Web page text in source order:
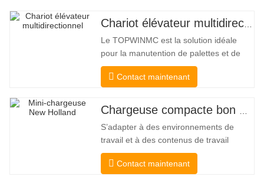
Chariot élévateur multidirectionnel à carrosserie large de 3,5 à 5 tonnes
Le TOPWINMC est la solution idéale
pour la manutention de palettes et de
marchandises longues. Véritable chariot
élévateur deux-en-un, il allie les
chariot latéral. Son entraînement
électrique silencieux et écologique et sa
direction HX 360° innovante
Contact maintenant
Chargeuse compacte bon marché
S’adapter à des environnements de
travail et à des contenus de travail
spécifiques De cette façon, le pelletage,
l’empilage, le levage, le creusement, le
Contact maintenant